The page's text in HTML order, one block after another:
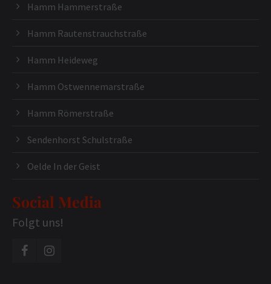
Hamm Hammerstraße
Hamm Rautenstrauchstraße
Hamm Heideweg
Hamm Ostwennemarstraße
Hamm Römerstraße
Sendenhorst Schulstraße
Oelde In der Geist
Social Media
Folgt uns!